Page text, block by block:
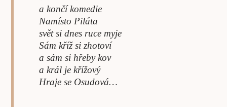
a končí komedie
Namísto Piláta
svět si dnes ruce myje
Sám kříž si zhotoví
a sám si hřeby kov
a král je křížový
Hraje se Osudová…